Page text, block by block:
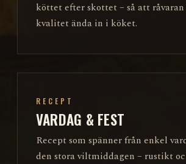
köttet efter skottet – så att
kvalitet ända in i köket.
RECEPT
VARDAG & FEST
Recept som spänner från enkel
den stora viltmiddagen – rustikt